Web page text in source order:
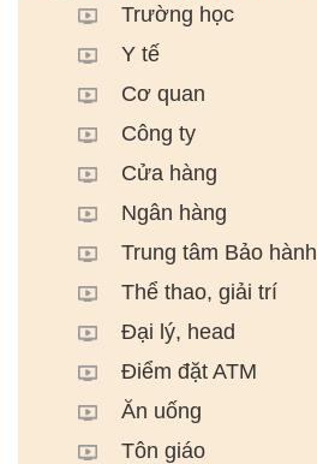
Trường học
Y tế
Cơ quan
Công ty
Cửa hàng
Ngân hàng
Trung tâm Bảo hành
Thể thao, giải trí
Đại lý, head
Điểm đặt ATM
Ăn uống
Tôn giáo